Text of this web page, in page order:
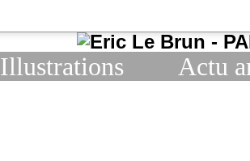
Illustrations